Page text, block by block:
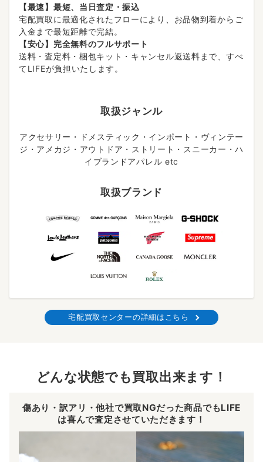
【最速】最短、当日査定・振込
宅配買取に最適化されたフローにより、お品物到着からご
入金まで最短距離で完結。
【安心】完全無料のフルサポート
送料・査定料・梱包キット・キャンセル返送料まで、すべ
てLIFEが負担いたします。
取扱ジャンル
アクセサリー・ドメスティック・インポート・ヴィンテー
ジ・アメカジ・アウトドア・ストリート・スニーカー・ハ
イブランドアパレル etc
取扱ブランド
宅配買取センターの詳細はこちら
どんな状態でも買取出来ます！
傷あり・訳アリ・他社で買取NGだった商品でもLIFE
は喜んで査定させていただきます！